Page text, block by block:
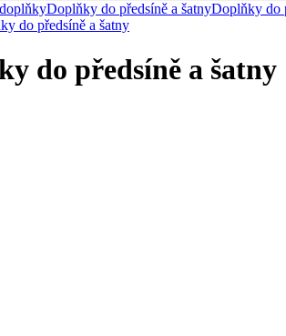
Doplňky do předsíně a šatnyDoplňky do
do předsíně a šatny
do předsíně a šatny